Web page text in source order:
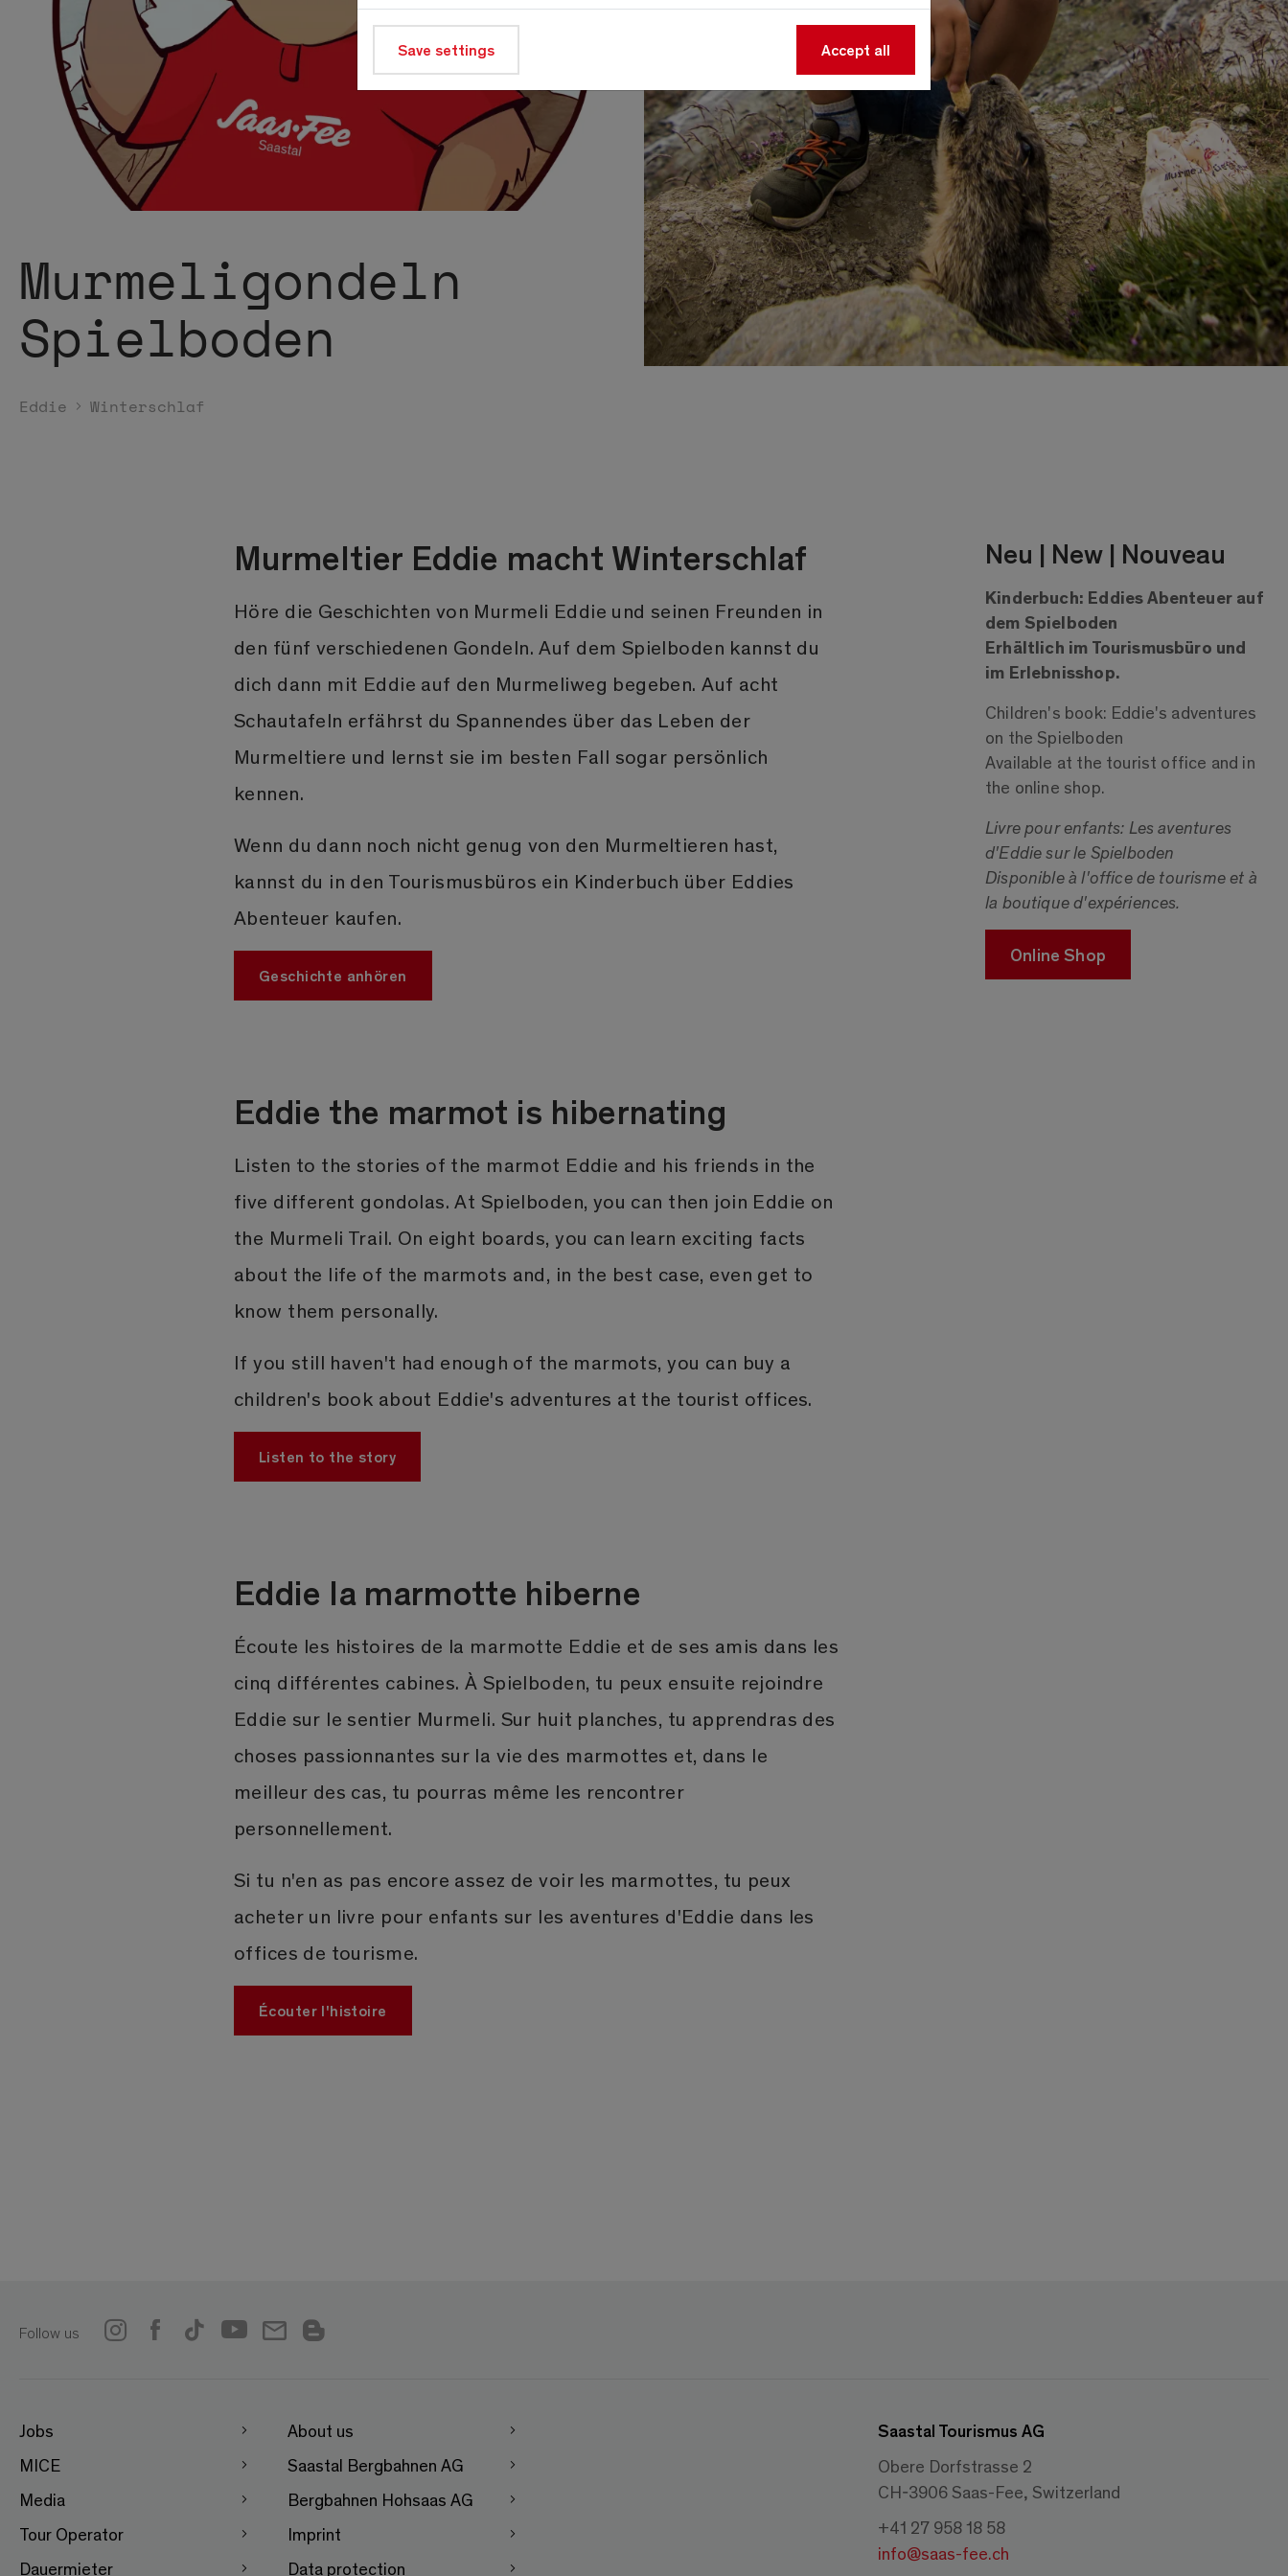
Murmeligondeln
Spielboden
Eddie Winterschlaf
Murmeltier Eddie macht Winterschlaf
Höre die Geschichten von Murmeli Eddie und seinen Freunden in
den fünf verschiedenen Gondeln. Auf dem Spielboden kannst du
dich dann mit Eddie auf den Murmeliweg begeben. Auf acht
Schautafeln erfährst du Spannendes über das Leben der
Murmeltiere und lernst sie im besten Fall sogar persönlich
kennen.
Wenn du dann noch nicht genug von den Murmeltieren hast,
kannst du in den Tourismusbüros ein Kinderbuch über Eddies
Abenteuer kaufen.
Geschichte anhören
Eddie the marmot is hibernating
Listen to the stories of the marmot Eddie and his friends in the
five different gondolas. At Spielboden, you can then join Eddie on
the Murmeli Trail. On eight boards, you can learn exciting facts
about the life of the marmots and, in the best case, even get to
know them personally.
If you still haven't had enough of the marmots, you can buy a
children's book about Eddie's adventures at the tourist offices.
Listen to the story
Eddie la marmotte hiberne
Écoute les histoires de la marmotte Eddie et de ses amis dans les
cinq différentes cabines. À Spielboden, tu peux ensuite rejoindre
Eddie sur le sentier Murmeli. Sur huit planches, tu apprendras des
choses passionnantes sur la vie des marmottes et, dans le
meilleur des cas, tu pourras même les rencontrer
personnellement.
Si tu n'en as pas encore assez de voir les marmottes, tu peux
acheter un livre pour enfants sur les aventures d'Eddie dans les
offices de tourisme.
Écouter l'histoire
Neu | New | Nouveau
Kinderbuch: Eddies Abenteuer auf
dem Spielboden
Erhältlich im Tourismusbüro und
im Erlebnisshop.
Children's book: Eddie's adventures
on the Spielboden
Available at the tourist office and in
the online shop.
Livre pour enfants: Les aventures
d'Eddie sur le Spielboden
Disponible à l'office de tourisme et à
la boutique d'expériences.
Online Shop
Follow us
Jobs
MICE
Media
Tour Operator
Dauermieter
About us
Saastal Bergbahnen AG
Bergbahnen Hohsaas AG
Imprint
Data protection
Saastal Tourismus AG
Obere Dorfstrasse 2
CH-3906 Saas-Fee, Switzerland
+41 27 958 18 58
info@saas-fee.ch
Save settings Accept all